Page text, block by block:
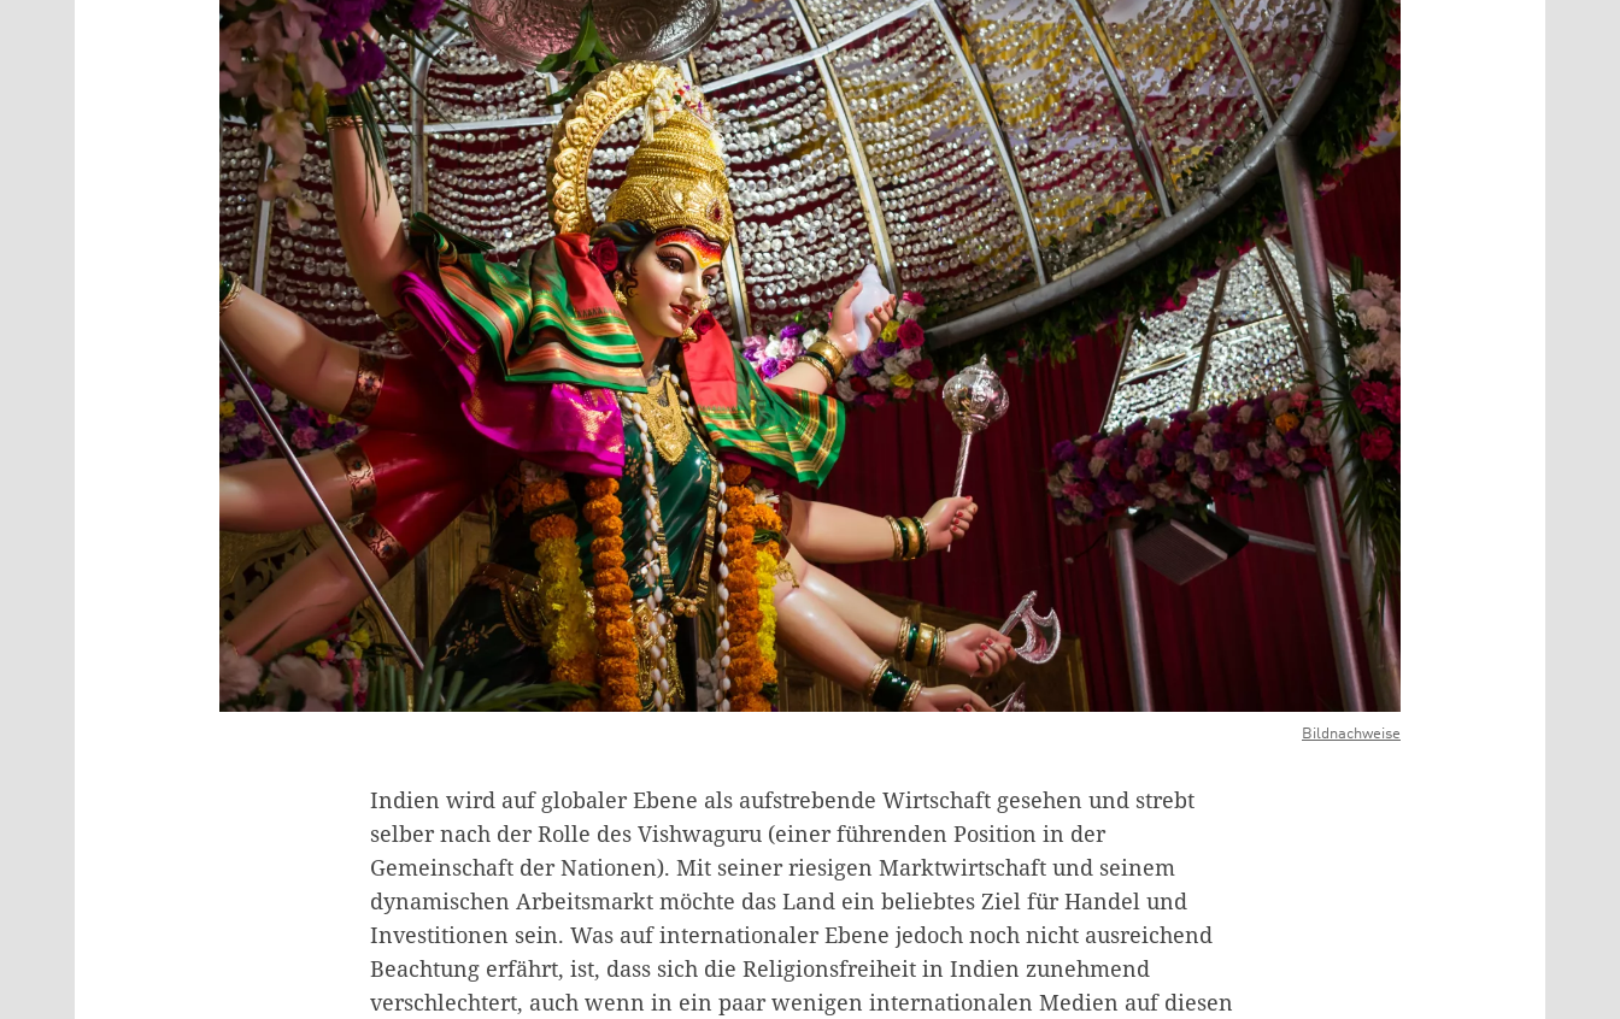
Bildnachweise
Indien wird auf globaler Ebene als aufstrebende Wirtschaft gesehen und strebt
selber nach der Rolle des Vishwaguru (einer führenden Position in der
Gemeinschaft der Nationen). Mit seiner riesigen Marktwirtschaft und seinem
dynamischen Arbeitsmarkt möchte das Land ein beliebtes Ziel für Handel und
Investitionen sein. Was auf internationaler Ebene jedoch noch nicht ausreichend
Beachtung erfährt, ist, dass sich die Religionsfreiheit in Indien zunehmend
verschlechtert, auch wenn in ein paar wenigen internationalen Medien auf diesen